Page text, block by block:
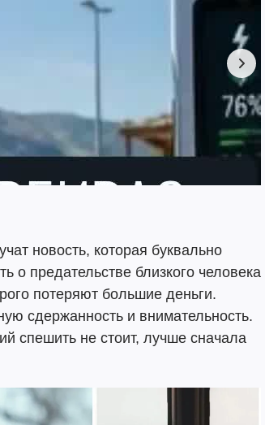
новость, которая буквально
о предательстве близкого человека
потеряют большие деньги.
сдержанность и внимательность.
спешить не стоит, лучше сначала